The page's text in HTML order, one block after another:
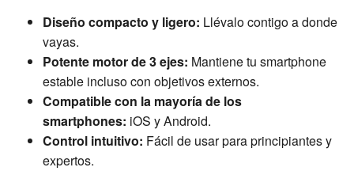
Diseño compacto y ligero: Llévalo contigo a donde
vayas.
Potente motor de 3 ejes: Mantiene tu smartphone
estable incluso con objetivos externos.
Compatible con la mayoría de los
smartphones: iOS y Android.
Control intuitivo: Fácil de usar para principiantes y
expertos.